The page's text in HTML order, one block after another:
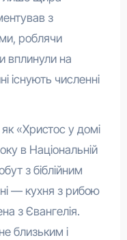
з
роблячи
вплинули на
існують численні
як «Христос у домі
в Національній
з біблійним
— кухня з рибою
з Євангелія.
близьким і